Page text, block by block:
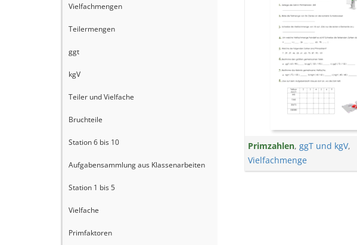
Vielfachmengen
Teilermengen
ggt
kgV
Teiler und Vielfache
Bruchteile
Station 6 bis 10
Aufgabensammlung aus Klassenarbeiten
Station 1 bis 5
Vielfache
Primfaktoren
Primzahlen, ggT und kgV,
Vielfachmenge